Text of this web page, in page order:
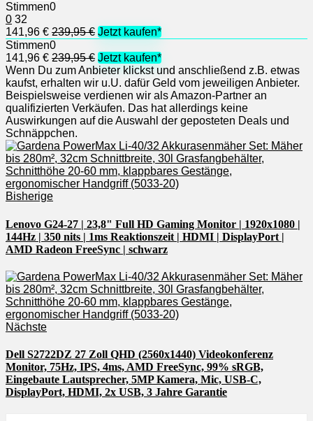
Stimmen0
0 32
141,96 € 239,95 € Jetzt kaufen*
Stimmen0
141,96 € 239,95 € Jetzt kaufen*
Wenn Du zum Anbieter klickst und anschließend z.B. etwas
kaufst, erhalten wir u.U. dafür Geld vom jeweiligen Anbieter.
Beispielsweise verdienen wir als Amazon-Partner an
qualifizierten Verkäufen. Das hat allerdings keine
Auswirkungen auf die Auswahl der geposteten Deals und
Schnäppchen.
Bisherige
Lenovo G24-27 | 23,8" Full HD Gaming Monitor | 1920x1080 |
144Hz | 350 nits | 1ms Reaktionszeit | HDMI | DisplayPort |
AMD Radeon FreeSync | schwarz
Nächste
Dell S2722DZ 27 Zoll QHD (2560x1440) Videokonferenz
Monitor, 75Hz, IPS, 4ms, AMD FreeSync, 99% sRGB,
Eingebaute Lautsprecher, 5MP Kamera, Mic, USB-C,
DisplayPort, HDMI, 2x USB, 3 Jahre Garantie